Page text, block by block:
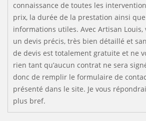
connaissance de toutes les
prix, la durée de la prestation ainsi que
informations utiles. Avec Artisan Louis,
un devis précis, très bien détaillé et
de devis est totalement gratuite et ne
rien tant qu’aucun contrat ne sera
donc de remplir le formulaire de
présenté dans le site. Je vous
plus bref.